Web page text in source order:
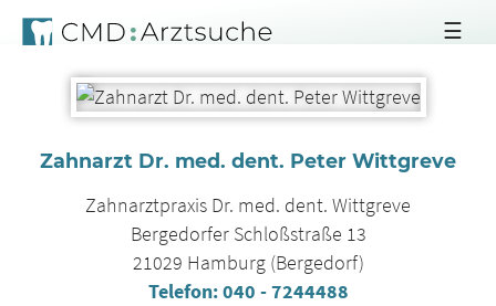
☰
Zahnarzt Dr. med. dent. Peter Wittgreve
Zahnarztpraxis Dr. med. dent. Wittgreve
Bergedorfer Schloßstraße 13
21029 Hamburg (Bergedorf)
Telefon:040 - 7244488